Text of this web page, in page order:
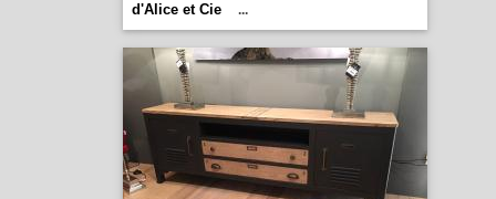
d'Alice et Cie
...